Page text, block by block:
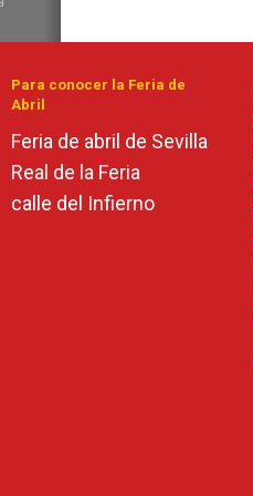
Para conocer la Feria de
Abril
Feria de abril de Sevilla
Real de la Feria
calle del Infierno